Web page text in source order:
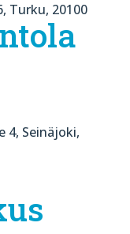
Turku, 20100
4, Seinäjoki,